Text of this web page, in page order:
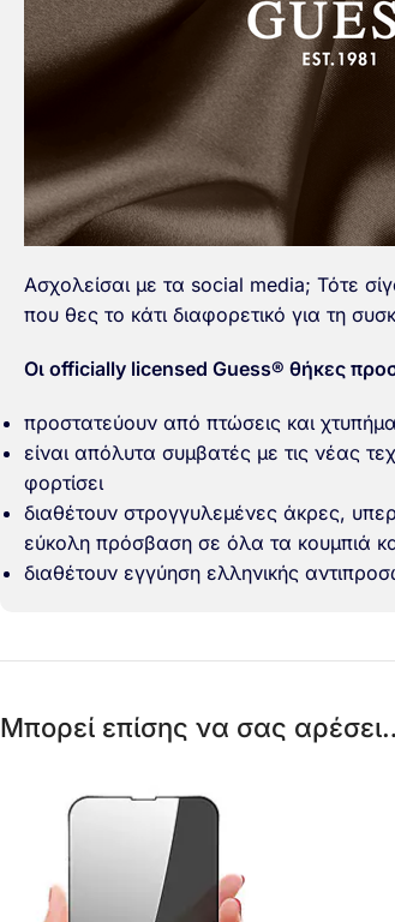
Ασχολείσαι με τα social media; Τότε
που θες το κάτι διαφορετικό για τη
Οι officially licensed Guess® θήκες
προστατεύουν από πτώσεις και
είναι απόλυτα συμβατές με τις νέας
φορτίσει
διαθέτουν στρογγυλεμένες άκρες,
εύκολη πρόσβαση σε όλα τα κουμπιά
διαθέτουν εγγύηση ελληνικής
Μπορεί επίσης να σας